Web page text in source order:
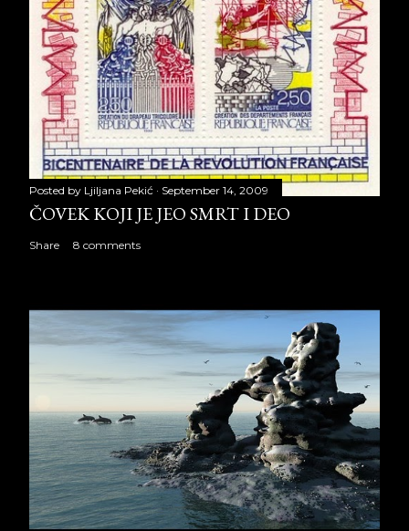
Posted by Ljiljana Pekić September 14, 2009
ČOVEK KOJI JE JEO SMRT I DEO
Share 8 comments